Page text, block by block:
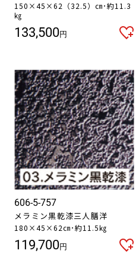
150×45×62（32.5）㎝･約11.3
㎏
133,500円
606-5-757
メラミン黒乾漆三人膳洋
180×45×62㎝･約11.5㎏
119,700円